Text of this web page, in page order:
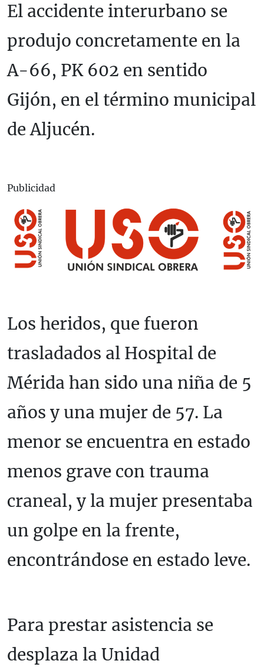
El accidente interurbano se
produjo concretamente en la
A-66, PK 602 en sentido
Gijón, en el término municipal
de Aljucén.
Publicidad
Los heridos, que fueron
trasladados al Hospital de
Mérida han sido una niña de 5
años y una mujer de 57. La
menor se encuentra en estado
menos grave con trauma
craneal, y la mujer presentaba
un golpe en la frente,
encontrándose en estado leve.
Para prestar asistencia se
desplaza la Unidad